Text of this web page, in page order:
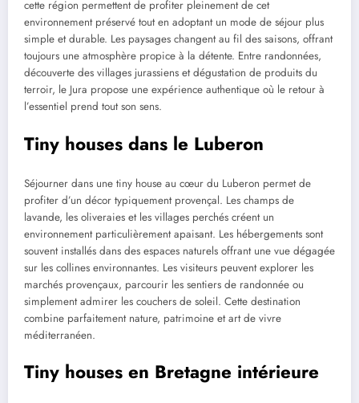
cette région permettent de profiter pleinement de cet
environnement préservé tout en adoptant un mode de séjour plus
simple et durable. Les paysages changent au fil des saisons, offrant
toujours une atmosphère propice à la détente. Entre randonnées,
découverte des villages jurassiens et dégustation de produits du
terroir, le Jura propose une expérience authentique où le retour à
l’essentiel prend tout son sens.
Tiny houses dans le Luberon
Séjourner dans une tiny house au cœur du Luberon permet de
profiter d’un décor typiquement provençal. Les champs de
lavande, les oliveraies et les villages perchés créent un
environnement particulièrement apaisant. Les hébergements sont
souvent installés dans des espaces naturels offrant une vue dégagée
sur les collines environnantes. Les visiteurs peuvent explorer les
marchés provençaux, parcourir les sentiers de randonnée ou
simplement admirer les couchers de soleil. Cette destination
combine parfaitement nature, patrimoine et art de vivre
méditerranéen.
Tiny houses en Bretagne intérieure